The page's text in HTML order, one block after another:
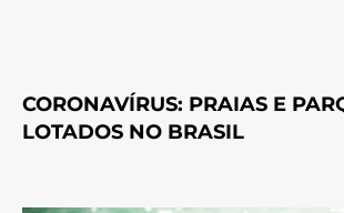
CORONAVÍRUS: PRAIAS E
LOTADOS NO BRASIL